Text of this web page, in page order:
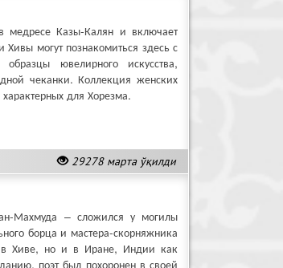
29278 марта ўқилди
медресе Казы-Калян и включает
могут познакомиться здесь с
ювелирного искусства,
чеканки. Коллекция женских
для Хорезма.
Махмуда – сложился у могилы
борца и мастера-скорняжника
в Хиве, но и в Иране, Индии как
поэт был похоронен в своей